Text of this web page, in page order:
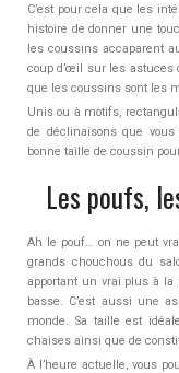
C’est pour cela que les
histoire de donner une
les coussins accaparent
coup d’œil sur les astuces
que les coussins sont les
Unis ou à motifs,
de déclinaisons que
bonne taille de coussin
Les poufs,
Ah le pouf… on ne peut
grands chouchous du
apportant un vrai plus à la
basse. C’est aussi une
monde. Sa taille est
chaises ainsi que de
À l’heure actuelle, vous